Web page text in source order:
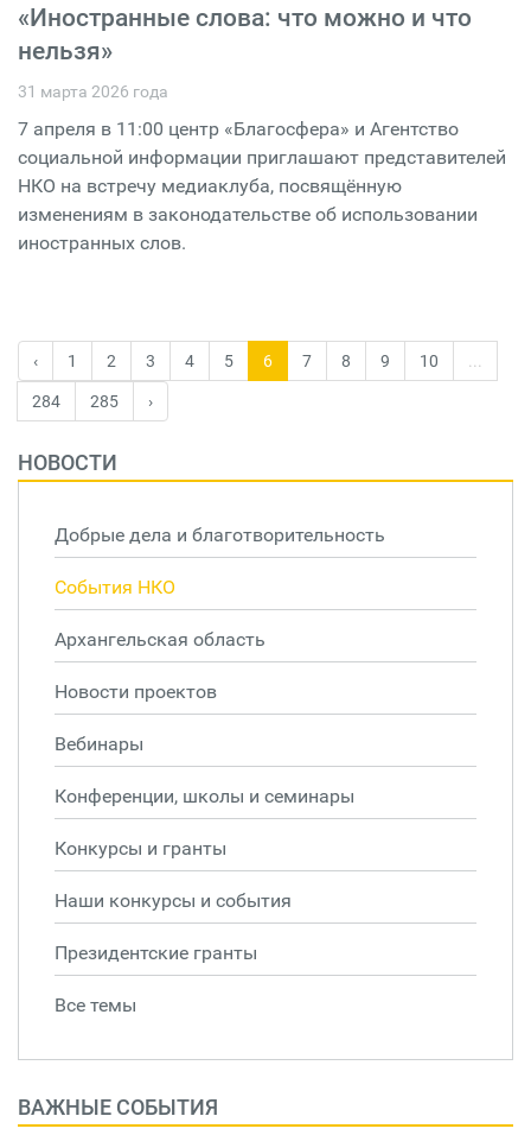
«Иностранные слова: что можно и что
нельзя»
31 марта 2026 года
7 апреля в 11:00 центр «Благосфера» и Агентство
социальной информации приглашают представителей
НКО на встречу медиаклуба, посвящённую
изменениям в законодательстве об использовании
иностранных слов.
‹ 1 2 3 4 5 6 7 8 9 10
284 285 ›
НОВОСТИ
Добрые дела и благотворительность
События НКО
Архангельская область
Новости проектов
Вебинары
Конференции, школы и семинары
Конкурсы и гранты
Наши конкурсы и события
Президентские гранты
Все темы
ВАЖНЫЕ СОБЫТИЯ